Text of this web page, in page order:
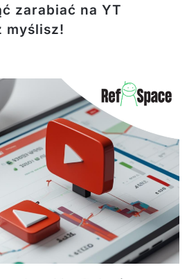
zarabiać na YT
myślisz!